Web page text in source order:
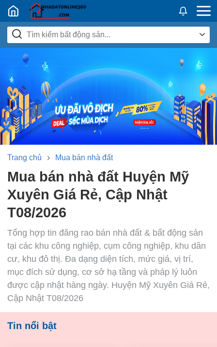
Nhadatban24h.vn
Trang chủ Mua bán nhà đất
Mua bán nhà đất Huyện Mỹ
Xuyên Giá Rẻ, Cập Nhật
T08/2026
Tổng hợp tin đăng rao bán nhà đất & bất động sản
tại các khu công nghiệp, cụm công nghiệp, khu dân
cư, khu đô thị. Đa dạng diện tích, mức giá, vị trí,
mục đích sử dụng, cơ sở hạ tầng và pháp lý luôn
được cập nhật hàng ngày. Huyện Mỹ Xuyên Giá Rẻ,
Cập Nhật T08/2026
Tin nổi bật